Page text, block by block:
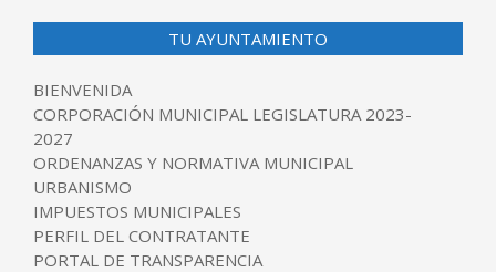
TU AYUNTAMIENTO
BIENVENIDA
CORPORACIÓN MUNICIPAL LEGISLATURA 2023-
2027
ORDENANZAS Y NORMATIVA MUNICIPAL
URBANISMO
IMPUESTOS MUNICIPALES
PERFIL DEL CONTRATANTE
PORTAL DE TRANSPARENCIA